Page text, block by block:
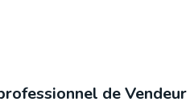
de